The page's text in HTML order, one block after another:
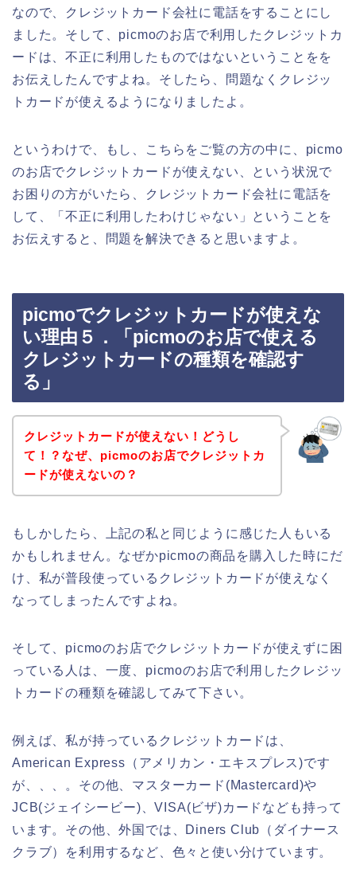
なので、クレジットカード会社に電話をすることにし
ました。そして、picmoのお店で利用したクレジットカ
ードは、不正に利用したものではないということをを
お伝えしたんですよね。そしたら、問題なくクレジッ
トカードが使えるようになりましたよ。
というわけで、もし、こちらをご覧の方の中に、picmo
のお店でクレジットカードが使えない、という状況で
お困りの方がいたら、クレジットカード会社に電話を
して、「不正に利用したわけじゃない」ということを
お伝えすると、問題を解決できると思いますよ。
picmoでクレジットカードが使えな
い理由５．「picmoのお店で使える
クレジットカードの種類を確認す
る」
クレジットカードが使えない！どうし
て！？なぜ、picmoのお店でクレジットカ
ードが使えないの？
もしかしたら、上記の私と同じように感じた人もいる
かもしれません。なぜかpicmoの商品を購入した時にだ
け、私が普段使っているクレジットカードが使えなく
なってしまったんですよね。
そして、picmoのお店でクレジットカードが使えずに困
っている人は、一度、picmoのお店で利用したクレジッ
トカードの種類を確認してみて下さい。
例えば、私が持っているクレジットカードは、
American Express（アメリカン・エキスプレス)です
が、、、。その他、マスターカード(Mastercard)や
JCB(ジェイシービー)、VISA(ビザ)カードなども持って
います。その他、外国では、Diners Club（ダイナース
クラブ）を利用するなど、色々と使い分けています。